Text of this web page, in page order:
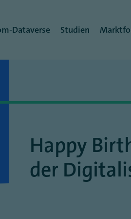
Happy
der
Dataverse Studien